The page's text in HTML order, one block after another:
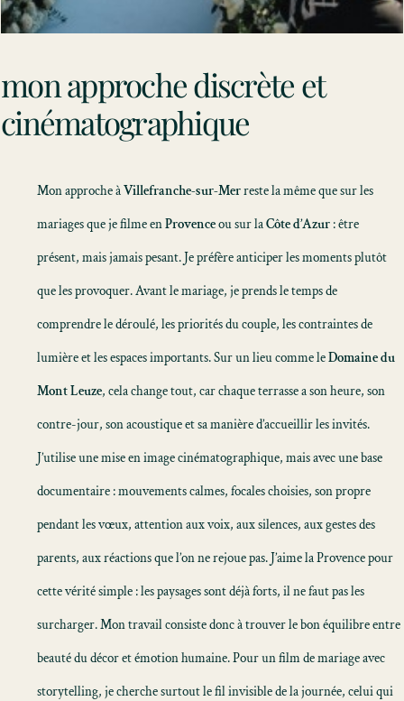
mon approche discrète et
cinématographique
Mon approche àVillefranche-sur-Merreste la même que sur les
mariages que je filme enProvenceou sur laCôte d’Azur : être
présent, mais jamais pesant. Je préfère anticiper les moments plutôt
que les provoquer. Avant le mariage, je prends le temps de
comprendre le déroulé, les priorités du couple, les contraintes de
lumière et les espaces importants. Sur un lieu comme leDomaine du
Mont Leuze, cela change tout, car chaque terrasse a son heure, son
contre-jour, son acoustique et sa manière d’accueillir les invités.
J’utilise une mise en image cinématographique, mais avec une base
documentaire : mouvements calmes, focales choisies, son propre
pendant les vœux, attention aux voix, aux silences, aux gestes des
parents, aux réactions que l’on ne rejoue pas. J’aime la Provence pour
cette vérité simple : les paysages sont déjà forts, il ne faut pas les
surcharger. Mon travail consiste donc à trouver le bon équilibre entre
beauté du décor et émotion humaine. Pour unfilm de mariage avec
storytelling, je cherche surtout le fil invisible de la journée, celui qui